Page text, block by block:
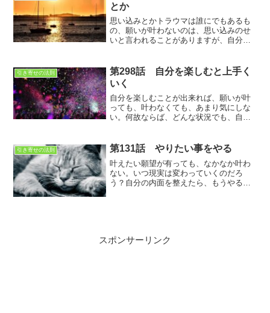
とか
思い込みとかトラウマは誰にでもあるも
の、願いが叶わないのは、思い込みのせ
いと言われることがありますが、自分で
い。のでは？
引き寄せの法則
第298話 自分を楽しむと上手く
いく
自分を楽しむことが出来れば、願いが叶
っても、叶わなくても、あまり気にしな
い。何故ならば、どんな状況でも、自分
というのは、ある意味最強なメンタルな
のかも知れませんね
引き寄せの法則 第131話 やりたい事をやる
叶えたい願望が有っても、なかなか叶わ
ない。いつ現実は変わっていくのだろ
う？自分の内面を整えたら、もうやるこ
スポンサーリンク